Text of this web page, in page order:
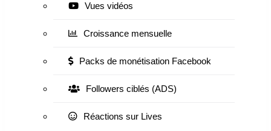
Vues vidéos
Croissance mensuelle
Packs de monétisation Facebook
Followers ciblés (ADS)
Réactions sur Lives